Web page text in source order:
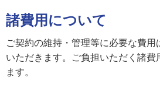
諸費用について
ご契約の維持・管理等に必要な費用
いただきます。ご負担いただく諸費
ます。